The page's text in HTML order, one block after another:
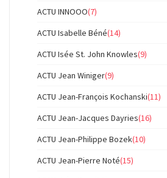
ACTU INNOOO(7)
ACTU Isabelle Béné(14)
ACTU Isée St. John Knowles(9)
ACTU Jean Winiger(9)
ACTU Jean-François Kochanski(11)
ACTU Jean-Jacques Dayries(16)
ACTU Jean-Philippe Bozek(10)
ACTU Jean-Pierre Noté(15)